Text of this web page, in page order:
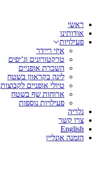
מֻפְעֶלֶת
מַעֲרֶכֶת
ראשי
אודותינו
פעילויות
איזי ריידר
טרקטורונים וג’יפים
השכרת אופניים
לינה בקראוון בשטח
טיולי אופניים לקבוצות
ארוחות שף בשטח
פעילויות נוספות
גלריה
צרו קשר
English
הזמנה אונליין